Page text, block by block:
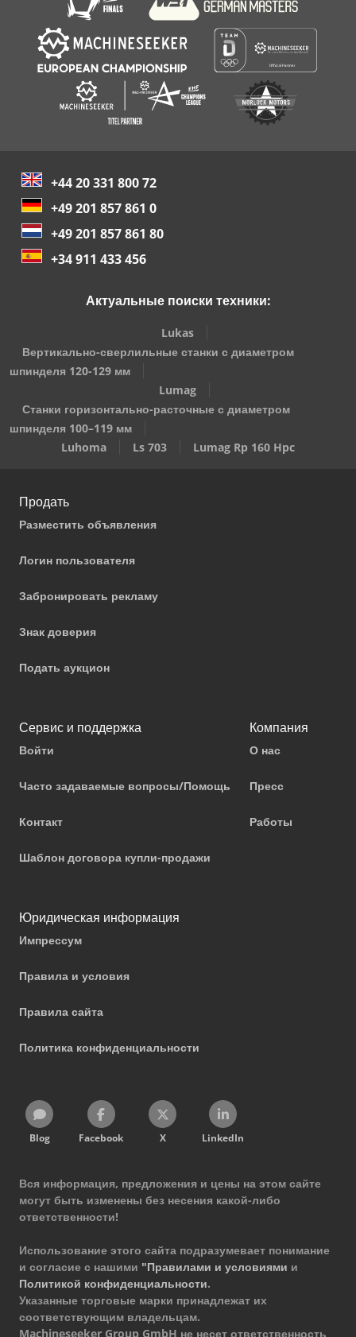
+44 20 331 800 72
+49 201 857 861 0
+49 201 857 861 80
+34 911 433 456
Актуальные поиски техники:
Lukas
Вертикально-сверлильные станки с диаметром
шпинделя 120-129 мм
Lumag
Станки горизонтально-расточные с диаметром
шпинделя 100–119 мм
Luhoma
Ls 703 Lumag Rp 160 Hpc
Продать
Разместить объявления
Логин пользователя
Забронировать рекламу
Знак доверия
Подать аукцион
Сервис и поддержка
Войти
Часто задаваемые вопросы/Помощь
Контакт
Шаблон договора купли-продажи
Компания
О нас
Пресс
Работы
Юридическая информация
Импрессум
Правила и условия
Правила сайта
Политика конфиденциальности
Blog Facebook X LinkedIn
Вся информация, предложения и цены на этом сайте
могут быть изменены без несения какой-либо
ответственности!
Использование этого сайта подразумевает понимание
и согласие с нашими "Правилами и условиями и
Политикой конфиденциальности.
Указанные торговые марки принадлежат их
соответствующим владельцам.
Machineseeker Group GmbH не несет ответственность